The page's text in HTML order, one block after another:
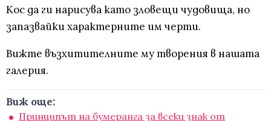
Кос да ги нарисува като зловещи чудовища, но
запазвайки характерните им черти.
Вижте възхитителните му творения в нашата
галерия.
Виж още:
Принципът на бумеранга за всеки знак от